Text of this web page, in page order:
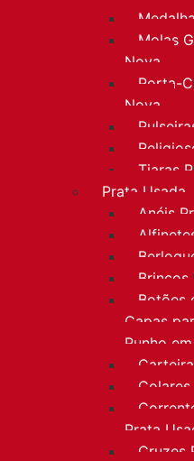
Molas
Nova
Porta-
Nova
Tiaras
Prata Usada
Anéis
Brincos
Botões
Capas
Punho
Prata
Cruzes